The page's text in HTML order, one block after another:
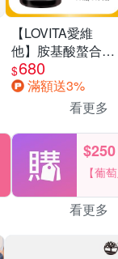
【LOVITA愛維
他】胺基酸螯合鋅
x2瓶30mg素食錠
(鋅錠)
$680
滿額送3%
看更多
$250
【葡
品滿
看更多